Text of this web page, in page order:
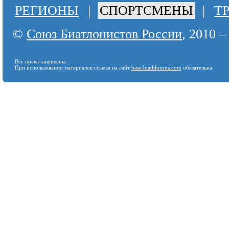
РЕГИОНЫ | СПОРТСМЕНЫ |
© Союз Биатлонистов России, 2010
Все права защищены.
При использовании материалов ссылка на сайт base.biathlonrus.com обязательна.